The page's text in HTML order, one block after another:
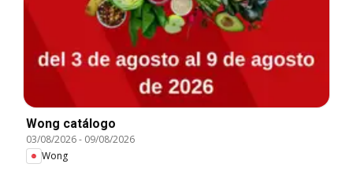
Wong catálogo
03/08/2026- 09/08/2026
Wong